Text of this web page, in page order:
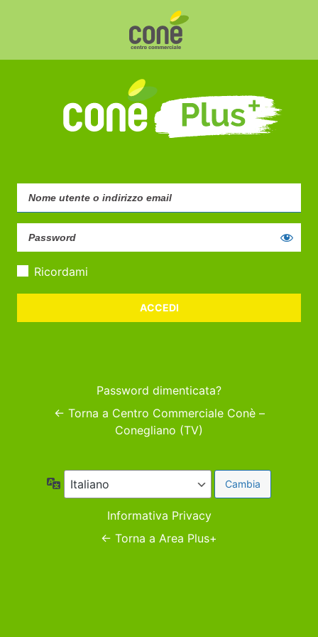
Ricordami
Password dimenticata?
← Torna a Centro Commerciale Conè –
Conegliano (TV)
Lingua
Informativa Privacy
← Torna a Area Plus+